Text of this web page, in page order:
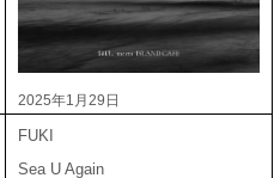
2025年1月29日
FUKI
Sea U Again